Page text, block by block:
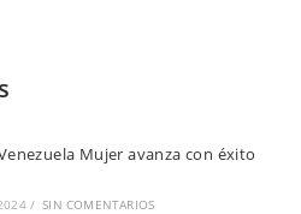
Mujer avanza con éxito
/ SIN COMENTARIOS